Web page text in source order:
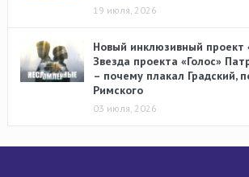
19 июля, 2026
Новый инклюзивный проект
Звезда проекта «Голос»
– почему плакал Градский,
Римского
03 июля, 2026